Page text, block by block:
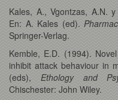
Kales, A., Vgontzas, A.N.
En: A. Kales (ed).
Springer-Verlag.
Kemble, E.D. (1994).
inhibit attack behaviour in
(eds), Ethology and
Chischester: John Wiley.